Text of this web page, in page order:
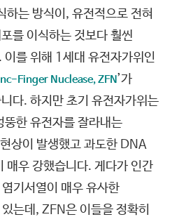
하는 방식이, 유전적으로 전혀
를 이식하는 것보다 훨씬
를 위해 1세대 유전자가위인
Finger Nuclease, ZFN’가
다. 하지만 초기 유전자가위는
한 유전자를 잘라내는
이 발생했고 과도한 DNA
매우 강했습니다. 게다가 인간
기서열이 매우 유사한
는데, ZFN은 이들을 정확히